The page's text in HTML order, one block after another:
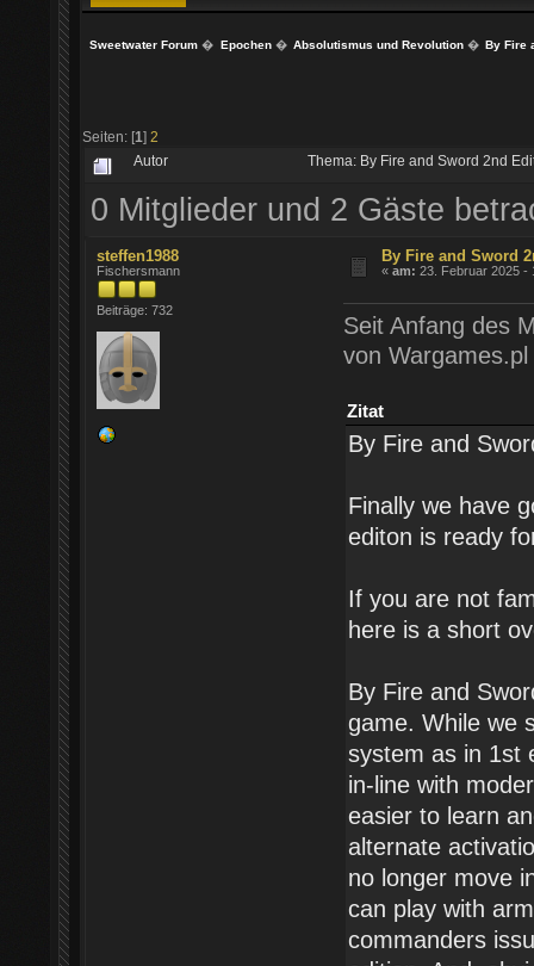
Sweetwater Forum � Epochen� Absolutismus und Revolution� By Fire
Seiten: [1] 2
Autor Thema: By Fire and Sword 2nd
0 Mitglieder und 2 Gäste
steffen1988
Fischersmann
Beiträge: 732
By Fire and Sword
«am: 23. Februar 2025 -
Seit Anfang des
von
Zitat
By Fire and
Finally we have
editon is ready
If you are not
here is a short
By Fire and
game. While we
system as in 1st
in-line with
easier to learn
alternate
no longer move
can play with
commanders